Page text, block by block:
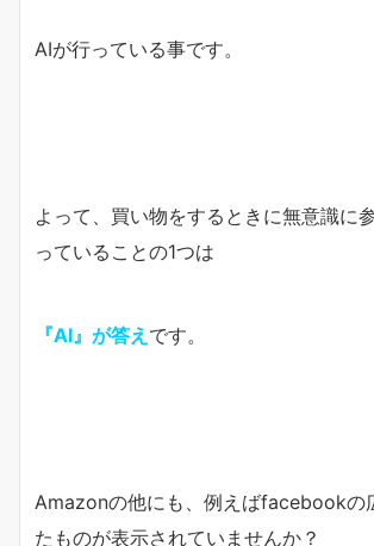
AIが行っている事です。
よって、買い物をするときに無意識に
っていることの1つは
『AI』が答え です。
Amazonの他にも、例えばfacebookの
たものが表示されていませんか？